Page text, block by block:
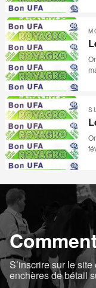
S’inscrire sur le
enchères de bétail